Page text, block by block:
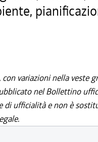
variazioni nella veste
nel Bollettino
di ufficialità e non è